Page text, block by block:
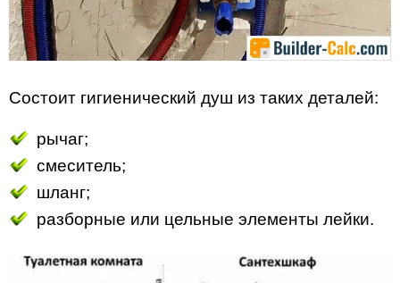
Состоит гигиенический душ из таких деталей:
рычаг;
смеситель;
шланг;
разборные или цельные элементы лейки.